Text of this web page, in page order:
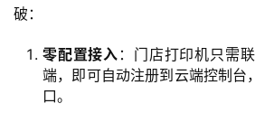
破：
零配置接入 ：门店打印机只需
端，即可自动注册到云端控制台
口。